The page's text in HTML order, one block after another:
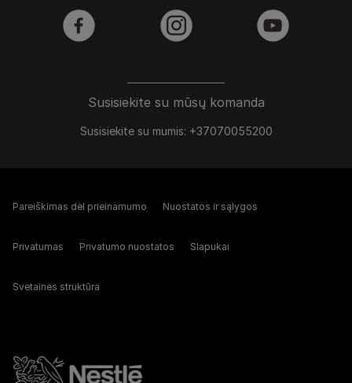
Susisiekite su mūsų komanda
Susisiekite su mumis: +37070055200
facebook instagram youtube
Pareiškimas dėl prieinamumo Nuostatos ir sąlygos
Privatumas Privatumo nuostatos Slapukai
Svetainės struktūra